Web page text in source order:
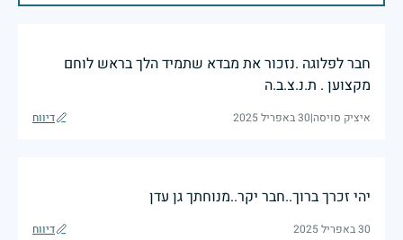
חבר לפלוגה .נזכור את מבדא שתמיד הלך בראש לוחם
מקצוען . ת.נ.צ.ב.ה
איציק סויסה|30 באפריל 2025 דיווח
יהי זכרך ברוך..חבר יקר..מנוחתך גן עדן
30 באפריל 2025 דיווח